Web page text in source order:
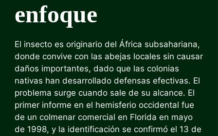
enfoque
El insecto es originario del África subsahariana,
donde convive con las abejas locales sin causar
daños importantes, dado que las colonias
nativas han desarrollado defensas efectivas. El
problema surge cuando sale de su alcance. El
primer informe en el hemisferio occidental fue
de un colmenar comercial en Florida en mayo
de 1998, y la identificación se confirmó el 13 de